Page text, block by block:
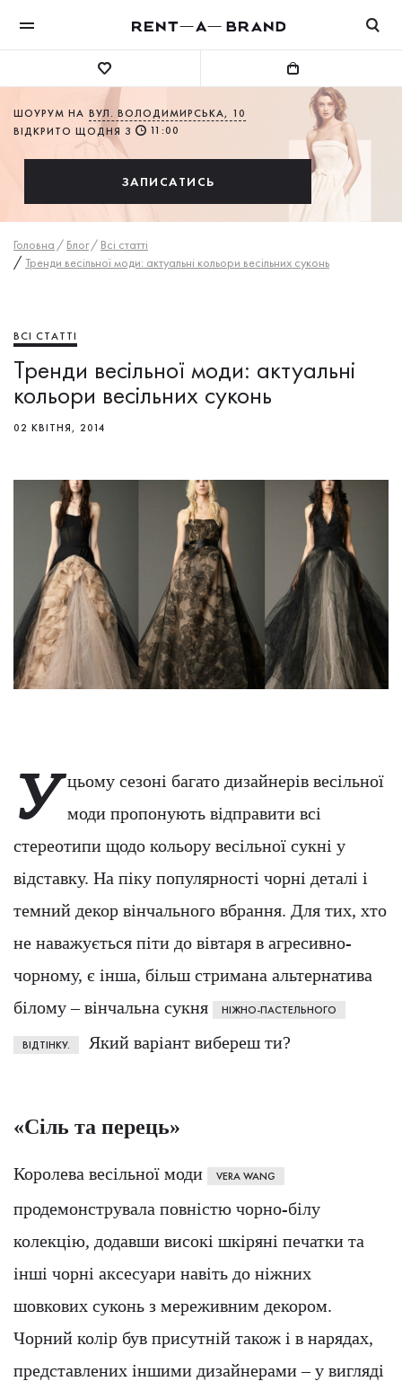
ШОУРУМ НА ВУЛ. ВОЛОДИМИРСЬКА, 10
ВІДКРИТО ЩОДНЯ З
11:00
ЗАПИСАТИСЬ
Головна / Блог/ Всі статті
/ Тренди весільної моди: актуальні кольори весільних суконь
ВСІ СТАТТІ
Тренди весільної моди: актуальні
кольори весільних суконь
02 КВІТНЯ, 2014
У цьому сезоні багато дизайнерів весільної
моди пропонують відправити всі
стереотипи щодо кольору весільної сукні у
відставку. На піку популярності чорні деталі і
темний декор вінчального вбрання. Для тих, хто
не наважується піти до вівтаря в агресивно-
чорному, є інша, більш стримана альтернатива
білому – вінчальна сукня
НІЖНО-ПАСТЕЛЬНОГО
ВІДТІНКУ. Який варіант вибереш ти?
«Сіль та перець»
Королева весільної моди VERA WANG
продемонструвала повністю чорно-білу
колекцію, додавши високі шкіряні печатки та
інші чорні аксесуари навіть до ніжних
шовкових суконь з мереживним декором.
Чорний колір був присутній також і в нарядах,
представлених іншими дизайнерами – у вигляді